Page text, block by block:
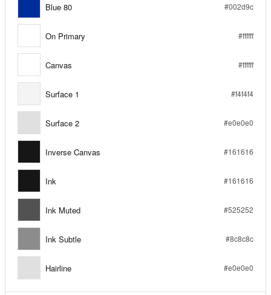
Blue 80 #002d9c
On Primary #ffffff
Canvas #ffffff
Surface 1 #f4f4f4
Surface 2 #e0e0e0
Inverse Canvas #161616
Ink #161616
Ink Muted #525252
Ink Subtle #8c8c8c
Hairline #e0e0e0